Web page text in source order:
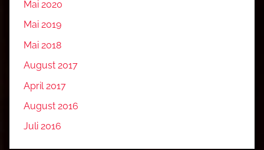
Mai 2020
Mai 2019
Mai 2018
August 2017
April 2017
August 2016
Juli 2016